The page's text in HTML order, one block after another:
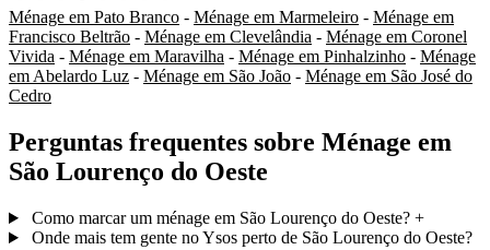
Ménage em Pato Branco - Ménage em Marmeleiro - Ménage em
Francisco Beltrão - Ménage em Clevelândia - Ménage em Coronel
Vivida - Ménage em Maravilha - Ménage em Pinhalzinho - Ménage
em Abelardo Luz - Ménage em São João - Ménage em São José do
Cedro
Perguntas frequentes sobre Ménage em
São Lourenço do Oeste
Como marcar um ménage em São Lourenço do Oeste? +
Onde mais tem gente no Ysos perto de São Lourenço do Oeste?